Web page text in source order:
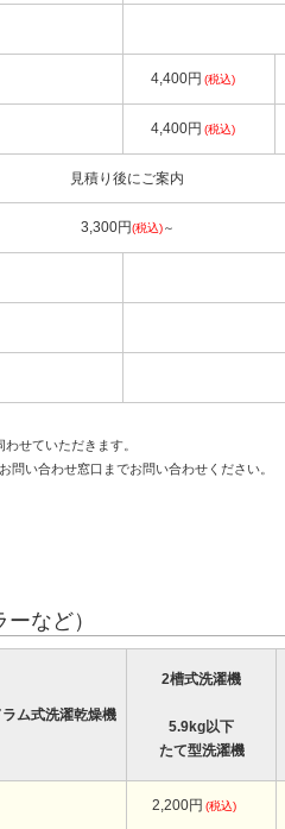
4,400円 (税込)
4,400円 (税込)
見積り後にご案内
3,300円(税込)～
せていただきます。
い合わせ窓口までお問い合わせください。
など）
ラム式洗濯乾燥機
2槽式洗濯機
5.9kg以下
たて型洗濯機
2,200円 (税込)